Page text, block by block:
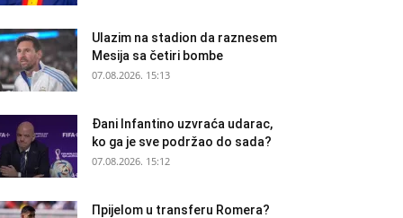
Ulazim na stadion da raznesem
Mesija sa četiri bombe
07.08.2026. 15:13
Đani Infantino uzvraća udarac,
ko ga je sve podržao do sada?
07.08.2026. 15:12
Прijelom u transferu Romera?